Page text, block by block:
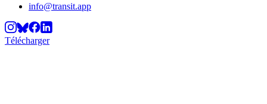
info@transit.app
Télécharger